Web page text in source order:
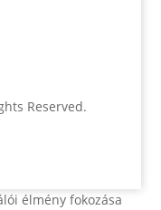
Reserved.
élmény fokozása